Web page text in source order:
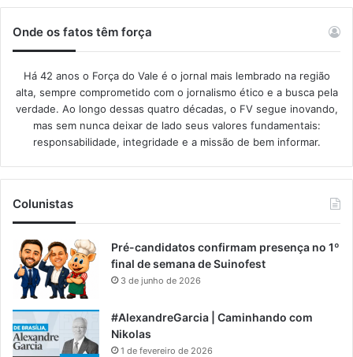
Onde os fatos têm força
Há 42 anos o Força do Vale é o jornal mais lembrado na região
alta, sempre comprometido com o jornalismo ético e a busca pela
verdade. Ao longo dessas quatro décadas, o FV segue inovando,
mas sem nunca deixar de lado seus valores fundamentais:
responsabilidade, integridade e a missão de bem informar.​
Colunistas
Pré-candidatos confirmam presença no 1º
final de semana de Suinofest
3 de junho de 2026
#AlexandreGarcia | Caminhando com
Nikolas
1 de fevereiro de 2026